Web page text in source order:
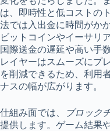
は、即時性と低コストの
法では入出金に時間がか
ビットコインやイーサリ
国際送金の遅延や高い手
レイヤーはスムーズにプ
を削減できるため、利用
ナスの幅が広がります。
仕組み面では、 ブロック
提供します。ゲーム結果